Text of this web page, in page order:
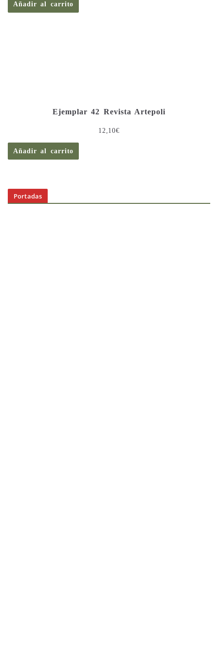
Añadir al carrito
Ejemplar 42 Revista Artepoli
12,10€
Añadir al carrito
Portadas